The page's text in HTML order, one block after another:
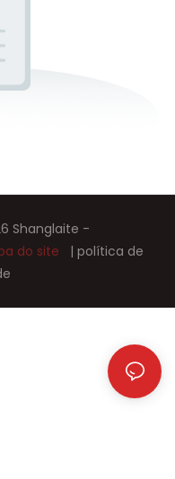
Shanglaite -
do site | política de